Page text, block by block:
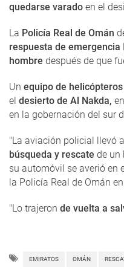
quedarse varado en el
La Policía Real de Omán
respuesta de emergencia
hombre después de que
Un equipo de helicópteros
el desierto de Al Nakda,
en la gobernación del sur
"La aviación policial llevó
búsqueda y rescate de un
su automóvil se averió en
la Policía Real de Omán en
"Lo trajeron de vuelta a
EMIRATOS OMÁN